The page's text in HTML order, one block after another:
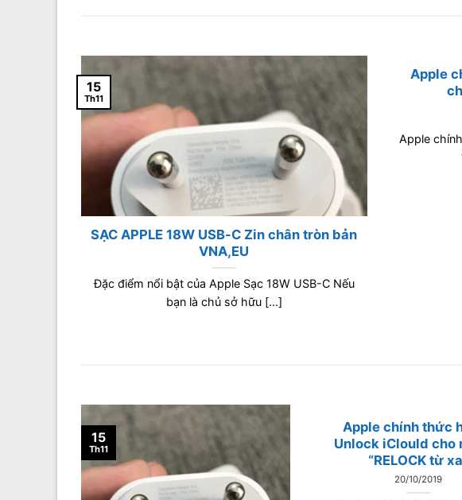
SẠC APPLE 18W USB-C Zin chân tròn bản
VNA,EU
Đặc điểm nổi bật của Apple Sạc 18W USB-C Nếu
bạn là chủ sở hữu [...]
15
Th11
Apple
Apple
15
Th11
Apple chính thức
Unlock iClould cho
“RELOCK từ
20/10/2019